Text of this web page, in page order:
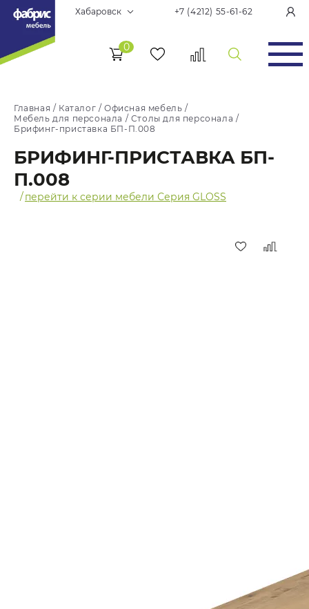
Хабаровск +7 (4212) 55-61-62
0
Главная / Каталог /Офисная мебель /
Мебель для персонала / Столы для персонала /
Брифинг-приставка БП-П.008
БРИФИНГ-ПРИСТАВКА БП-
П.008
/перейти к серии мебели Серия GLOSS